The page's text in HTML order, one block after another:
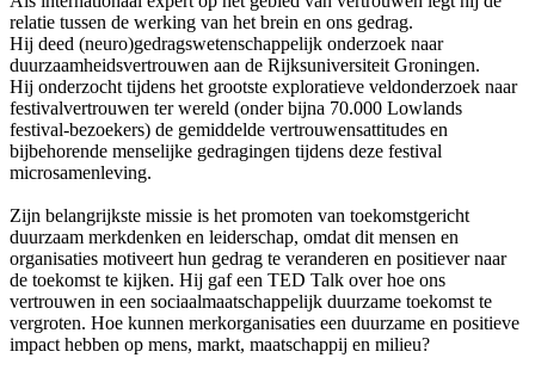
relatie tussen de werking van het brein en ons gedrag.
Hij deed (neuro)gedragswetenschappelijk onderzoek naar
duurzaamheidsvertrouwen aan de Rijksuniversiteit Groningen.
Hij onderzocht tijdens het grootste exploratieve veldonderzoek naar
festivalvertrouwen ter wereld (onder bijna 70.000 Lowlands
festival-bezoekers) de gemiddelde vertrouwensattitudes en
bijbehorende menselijke gedragingen tijdens deze festival
microsamenleving.
Zijn belangrijkste missie is het promoten van toekomstgericht
duurzaam merkdenken en leiderschap, omdat dit mensen en
organisaties motiveert hun gedrag te veranderen en positiever naar
de toekomst te kijken. Hij gaf een TED Talk over hoe ons
vertrouwen in een sociaalmaatschappelijk duurzame toekomst te
vergroten. Hoe kunnen merkorganisaties een duurzame en positieve
impact hebben op mens, markt, maatschappij en milieu?